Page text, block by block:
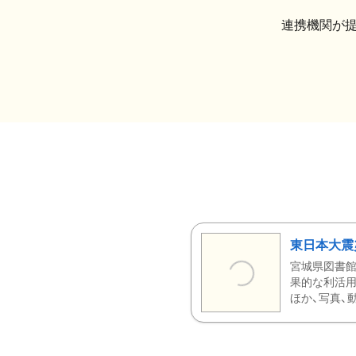
連携機関が
東日本大
宮城県図書
果的な利活
ほか、写真、